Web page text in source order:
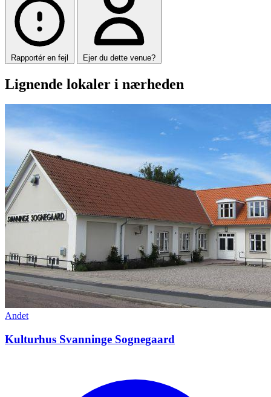
Rapportér en fejl Ejer du dette venue?
Lignende lokaler i nærheden
Andet
Kulturhus Svanninge Sognegaard